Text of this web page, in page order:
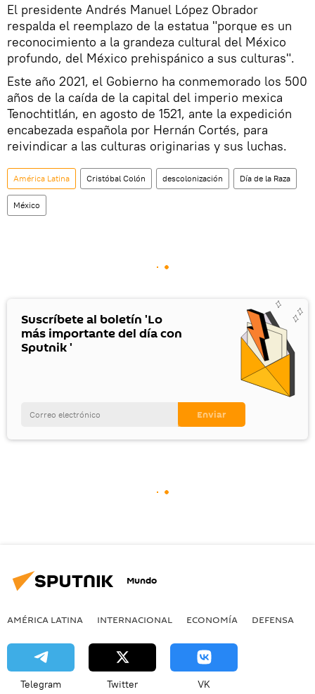
El presidente Andrés Manuel López Obrador
respalda el reemplazo de la estatua "porque es un
reconocimiento a la grandeza cultural del México
profundo, del México prehispánico a sus culturas".
Este año 2021, el Gobierno ha conmemorado los 500
años de la caída de la capital del imperio mexica
Tenochtitlán, en agosto de 1521, ante la expedición
encabezada española por Hernán Cortés, para
reivindicar a las culturas originarias y sus luchas.
América Latina Cristóbal Colón descolonización Día de la Raza
México
Suscríbete al boletín 'Lo
más importante del día con
Sputnik '
Mundo
AMÉRICA LATINA INTERNACIONAL ECONOMÍA DEFENSA
Telegram Twitter VK